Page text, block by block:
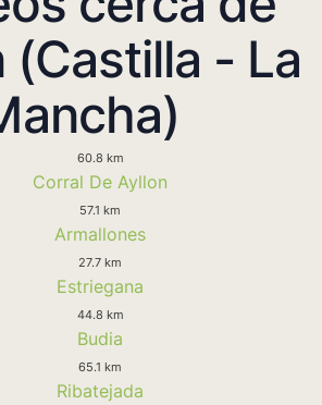
(Castilla - La
60.8 km
Corral De Ayllon
57.1 km
Armallones
27.7 km
Estriegana
44.8 km
Budia
65.1 km
Ribatejada